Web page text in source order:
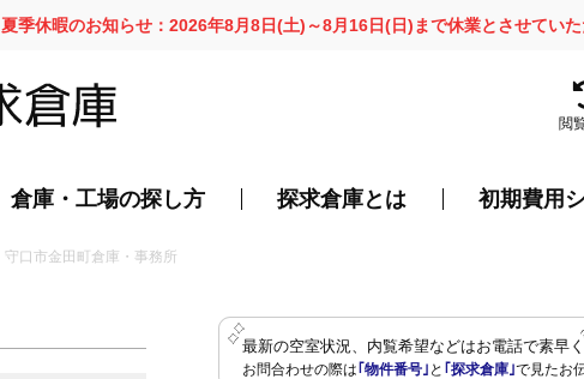
夏季休暇のお知らせ：2026年8月8日(土)～8月16日(日)まで休業とさせてい
閲
倉庫・工場の探し方 探求倉庫とは 初期費用
守口市金田町倉庫・事務所
最新の空室状況、内覧希望などはお電話で素早く
お問合わせの際は｢物件番号｣ と ｢探求倉庫｣で見たお